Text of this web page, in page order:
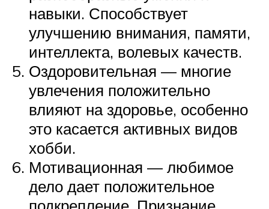
навыки. Способствует
улучшению внимания, памяти,
интеллекта, волевых качеств.
Оздоровительная — многие
увлечения положительно
влияют на здоровье, особенно
это касается активных видов
хобби.
Мотивационная — любимое
дело дает положительное